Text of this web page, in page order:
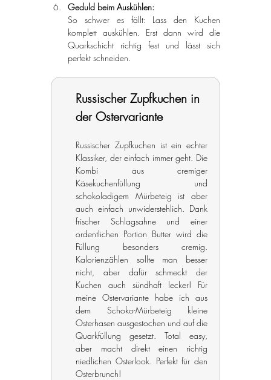
Geduld beim Auskühlen:
So schwer es fällt: Lass den Kuchen
komplett auskühlen. Erst dann wird die
Quarkschicht richtig fest und lässt sich
perfekt schneiden.
Russischer Zupfkuchen in
der Ostervariante
Russischer Zupfkuchen ist ein echter
Klassiker, der einfach immer geht. Die
Kombi aus cremiger
Käsekuchenfüllung und
schokoladigem Mürbeteig ist aber
auch einfach unwiderstehlich. Dank
frischer Schlagsahne und einer
ordentlichen Portion Butter wird die
Füllung besonders cremig.
Kalorienzählen sollte man besser
nicht, aber dafür schmeckt der
Kuchen auch sündhaft lecker! Für
meine Ostervariante habe ich aus
dem Schoko-Mürbeteig kleine
Osterhasen ausgestochen und auf die
Quarkfüllung gesetzt. Total easy,
aber macht direkt einen richtig
niedlichen Osterlook. Perfekt für den
Osterbrunch!